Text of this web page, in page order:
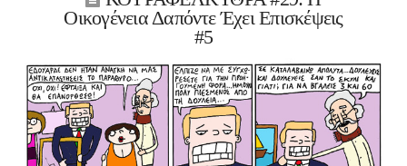
Οικογένεια Δαπόντε Έχει Επισκέψεις
#5